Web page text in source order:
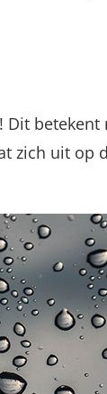
Dit
zich uit op